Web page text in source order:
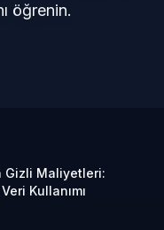
öğrenin.
Gizli Maliyetleri:
Kullanımı